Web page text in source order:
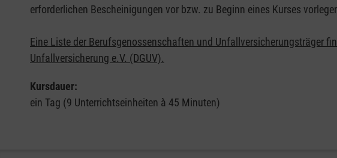
erforderlichen Bescheinigungen vor bzw. zu Beginn eines Kurses
Eine Liste der Berufsgenossenschaften und Unfallversicherungsträger
Unfallversicherung e.V. (DGUV).
Kursdauer:
ein Tag (9 Unterrichtseinheiten à 45 Minuten)